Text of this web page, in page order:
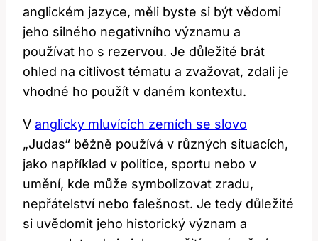
anglickém jazyce, měli byste si být vědomi
jeho silného negativního významu a
používat ho s rezervou. Je důležité brát
ohled na citlivost tématu a zvažovat, zdali je
vhodné ho použít v daném kontextu.
V anglicky mluvících zemích se slovo
„Judas“ běžně používá v různých situacích,
jako například v politice, sportu nebo v
umění, kde může symbolizovat zradu,
nepřátelství nebo falešnost. Je tedy důležité
si uvědomit jeho historický význam a